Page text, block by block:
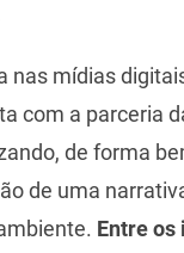
nas mídias
com a parceria
de forma
de uma
Entre